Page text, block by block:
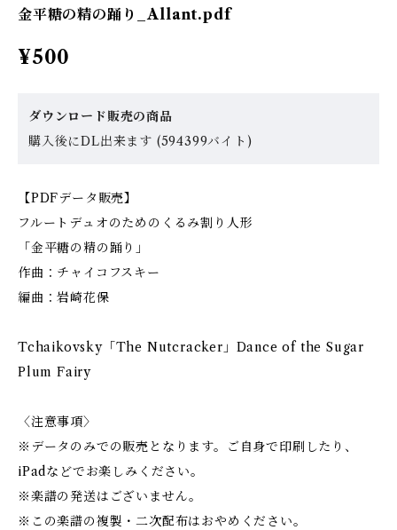
金平糖の精の踊り_Allant.pdf
¥500
ダウンロード販売の商品
購入後にDL出来ます (594399バイト)
【PDFデータ販売】
フルートデュオのためのくるみ割り人形
「金平糖の精の踊り」
作曲：チャイコフスキー
編曲：岩崎花保
Tchaikovsky「The Nutcracker」Dance of the Sugar
Plum Fairy
〈注意事項〉
※データのみでの販売となります。ご自身で印刷したり、
iPadなどでお楽しみください。
※楽譜の発送はございません。
※この楽譜の複製・二次配布はおやめください。